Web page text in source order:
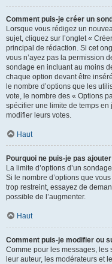
Comment puis-je créer un
Lorsque vous rédigez un
sujet, cliquez sur l’onglet «
principal de rédaction. Si cet
vous n’ayez pas la permission
sondage en incluant au moins
chaque option devant être
le nombre d’options que les
vote, le nombre des « Options
spécifier une limite de temps
modifier leurs votes.
Haut
Pourquoi ne puis-je pas
La limite d’options d’un
Si le nombre d’options que
trop restreint, essayez de
possible de l’augmenter.
Haut
Comment puis-je modifier ou
Comme pour les messages,
leur auteur, les modérateurs et